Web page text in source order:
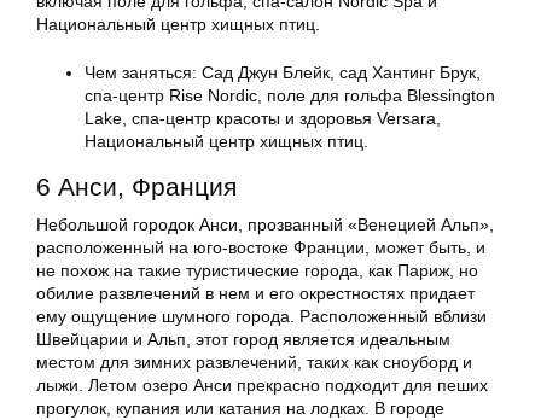
Национальный центр хищных птиц.
Чем заняться: Сад Джун Блейк, сад Хантинг Брук,
спа-центр Rise Nordic, поле для гольфа Blessington
Lake, спа-центр красоты и здоровья Versara,
Национальный центр хищных птиц.
6 Анси, Франция
Небольшой городок Анси, прозванный «Венецией Альп»,
расположенный на юго-востоке Франции, может быть, и
не похож на такие туристические города, как Париж, но
обилие развлечений в нем и его окрестностях придает
ему ощущение шумного города. Расположенный вблизи
Швейцарии и Альп, этот город является идеальным
местом для зимних развлечений, таких как сноуборд и
лыжи. Летом озеро Анси прекрасно подходит для пеших
прогулок, купания или катания на лодках. В городе